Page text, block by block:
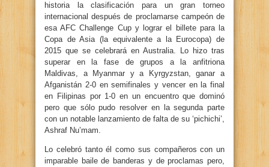
historia la clasificación para un gran torneo
internacional después de proclamarse campeón de
esa AFC Challenge Cup y lograr el billete para la
Copa de Asia (la equivalente a la Eurocopa) de
2015 que se celebrará en Australia. Lo hizo tras
superar en la fase de grupos a la anfitriona
Maldivas, a Myanmar y a Kyrgyzstan, ganar a
Afganistán 2-0 en semifinales y vencer en la final
en Filipinas por 1-0 en un encuentro que dominó
pero que sólo pudo resolver en la segunda parte
con un notable lanzamiento de falta de su ‘pichichi’,
Ashraf Nu’mam.
Lo celebró tanto él como sus compañeros con un
imparable baile de banderas y de proclamas pero,